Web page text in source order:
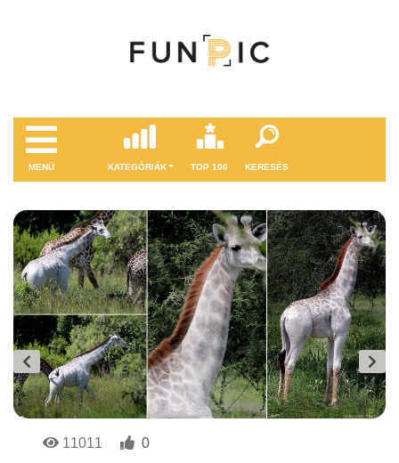
MENÜ KATEGÓRIÁK TOP 100 KERESÉS
11011
0